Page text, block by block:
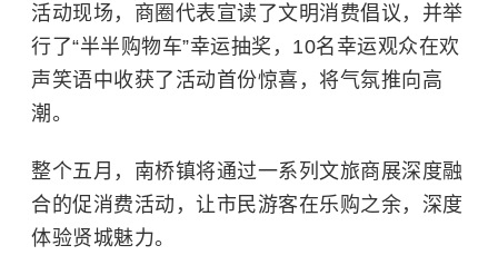
活动现场，商圈代表宣读了文明消费倡议，并举
行了“半半购物车”幸运抽奖，10名幸运观众在欢
声笑语中收获了活动首份惊喜，将气氛推向高
潮。
整个五月，南桥镇将通过一系列文旅商展深度融
合的促消费活动，让市民游客在乐购之余，深度
体验贤城魅力。